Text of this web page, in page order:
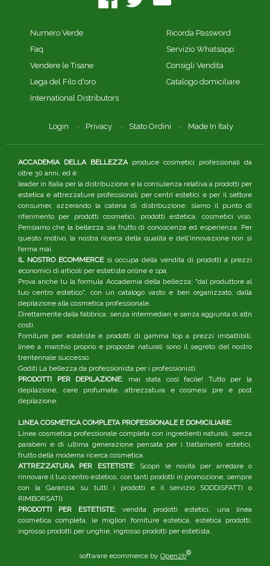
Numero Verde
Faq
Vendere le Tisane
Lega del Filo d'oro
International Distributors
Ricorda Password
Servizio Whatsapp
Consigli Vendita
Catalogo domiciliare
Login Privacy Stato Ordini Made In Italy
ACCADEMIA DELLA BELLEZZAproduce cosmetici professionali da
oltre 30 anni, ed è
leader in Italia per la distribuzione e la consulenza relativa a prodotti per
estetica e attrezzature professionali per centri estetici e per il settore
consumer, azzerando la catena di distribuzione: siamo il punto di
riferimento per prodotti cosmetici, prodotti estetica, cosmetici viso.
Pensiamo che la bellezza sia frutto di conoscenza ed esperienza. Per
questo motivo, la nostra ricerca della qualità e dell'innovazione non si
ferma mai.
IL NOSTRO ECOMMERCEsi occupa della vendita di prodotti a prezzi
economici di articoli per estetiste online e spa.
Prova anche tu la formula Accademia della bellezza: "dal produttore al
tuo centro estetico", con un catalogo vasto e ben organizzato, dalla
depilazione alla cosmetica professionale.
Direttamente dalla fabbrica, senza intermediari e senza aggiunta di altri
costi.
Forniture per estetiste e prodotti di gamma top a prezzi imbattibili,
linee a marchio proprio e proposte naturali sono il segreto del nostro
trentennale successo.
Goditi La bellezza da professionista per i professionisti.
PRODOTTI PER DEPILAZIONE: mai stata così facile! Tutto per la
depilazione, cere profumate, attrezzatura e cosmesi pre e post
depilazione.
LINEA COSMETICA COMPLETA PROFESSIONALE E DOMICILIARE:
Linea cosmetica professionale completa con ingredienti naturali, senza
parabeni e di ultima generazione pensata per i trattamenti estetici,
frutto della moderna ricerca cosmetica.
ATTREZZATURA PER ESTETISTE:Scopri le novità per arredare o
rinnovare il tuo centro estetico, con tanti prodotti in promozione, sempre
con la Garanzia su tutti i prodotti e il servizio SODDISFATTI o
RIMBORSATI).
PRODOTTI PER ESTETISTE: vendita prodotti estetici, una linea
cosmetica completa, le migliori forniture estetica, estetica prodotti,
ingrosso prodotti per unghie, ingrosso prodotti per estetista.
software ecommerce by Open2b®